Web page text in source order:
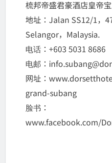
梳邦帝盛君豪酒店皇帝
地址：Jalan SS12/1，
Selangor，Malaysia.
电话：+603 5031 8686
电邮：
网址：
grand-subang
脸书：
www.facebook.com/